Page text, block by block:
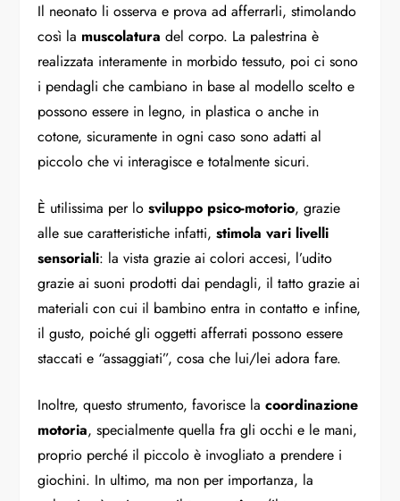
Il neonato li osserva e prova ad afferrarli, stimolando
così la muscolatura del corpo. La palestrina è
realizzata interamente in morbido tessuto, poi ci sono
i pendagli che cambiano in base al modello scelto e
possono essere in legno, in plastica o anche in
cotone, sicuramente in ogni caso sono adatti al
piccolo che vi interagisce e totalmente sicuri.
È utilissima per losviluppo psico-motorio, grazie
alle sue caratteristiche infatti,stimola vari livelli
sensoriali: la vista grazie ai colori accesi, l’udito
grazie ai suoni prodotti dai pendagli, il tatto grazie ai
materiali con cui il bambino entra in contatto e infine,
il gusto, poiché gli oggetti afferrati possono essere
staccati e “assaggiati”, cosa che lui/lei adora fare.
Inoltre, questo strumento, favorisce lacoordinazione
motoria, specialmente quella fra gli occhi e le mani,
proprio perché il piccolo è invogliato a prendere i
giochini. In ultimo, ma non per importanza, la